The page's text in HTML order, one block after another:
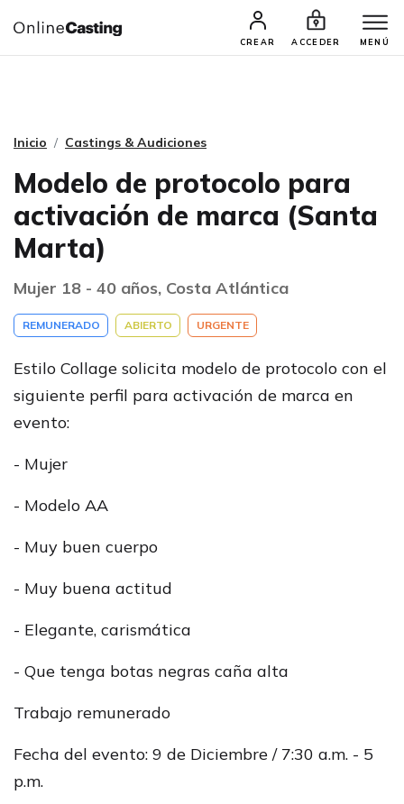
CREAR ACCEDER MENÚ
CASTINGS Y AUDICIONES TALENTOS
Inicio Castings & Audiciones
Modelo de protocolo para
activación de marca (Santa
Marta)
Mujer 18 - 40 años, Costa Atlántica
REMUNERADO ABIERTO URGENTE
Estilo Collage solicita modelo de protocolo con el
siguiente perfil para activación de marca en
evento:
- Mujer
- Modelo AA
- Muy buen cuerpo
- Muy buena actitud
- Elegante, carismática
- Que tenga botas negras caña alta
Trabajo remunerado
Fecha del evento: 9 de Diciembre / 7:30 a.m. - 5
p.m.